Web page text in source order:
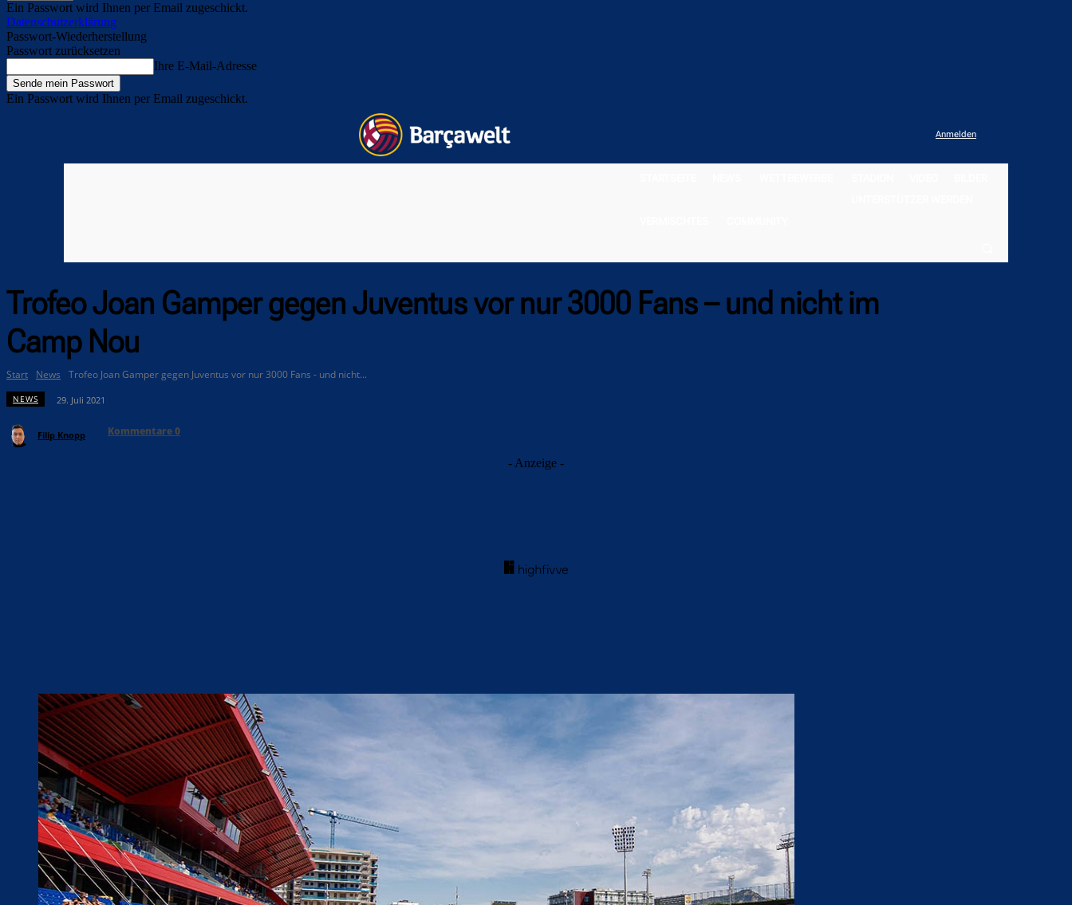
Ein Passwort wird Ihnen per Email zugeschickt.
Datenschutzerklärung
Passwort-Wiederherstellung
Passwort zurücksetzen
Ihre E-Mail-Adresse
Ein Passwort wird Ihnen per Email zugeschickt.
Anmelden
Trofeo Joan Gamper gegen Juventus vor nur 3000 Fans – und nicht im
Camp Nou
Start News Trofeo Joan Gamper gegen Juventus vor nur 3000 Fans - und nicht...
NEWS 29. Juli 2021
Filip Knopp Kommentare0
- Anzeige -